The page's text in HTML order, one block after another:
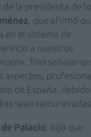
la presidenta de
, que afirmó
en el sistema de
a nuestros
Tras señalar
aspectos,
de España, debido
sean
de Palacio, dijo que